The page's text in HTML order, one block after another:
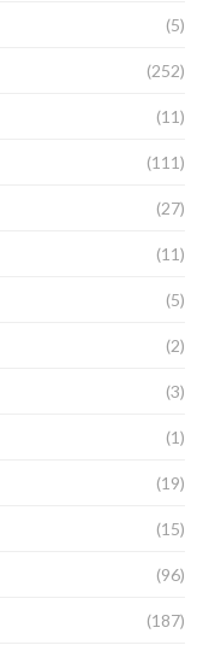
(5)
(252)
(11)
(111)
(27)
(11)
(5)
(2)
(3)
(1)
(19)
(15)
(96)
(187)